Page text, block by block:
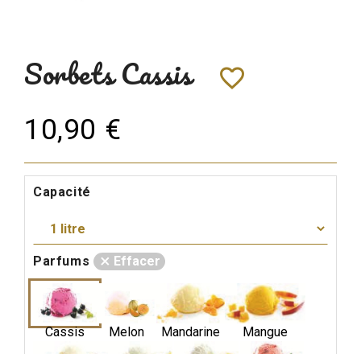
Sorbets Cassis favorite_border
10,90 €
Capacité
Parfums Effacer
Cassis Melon Mandarine Mangue